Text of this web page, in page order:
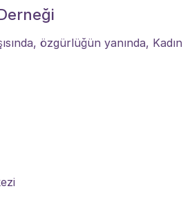
özgürlüğün yanında, Kadın